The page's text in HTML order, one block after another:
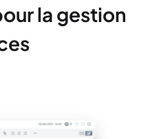
la gestion